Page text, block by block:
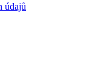
údajů